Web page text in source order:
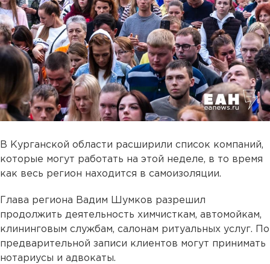
В Курганской области расширили список компаний,
которые могут работать на этой неделе, в то время
как весь регион находится в самоизоляции.
Глава региона Вадим Шумков разрешил
продолжить деятельность химчисткам, автомойкам,
клининговым службам, салонам ритуальных услуг. По
предварительной записи клиентов могут принимать
нотариусы и адвокаты.